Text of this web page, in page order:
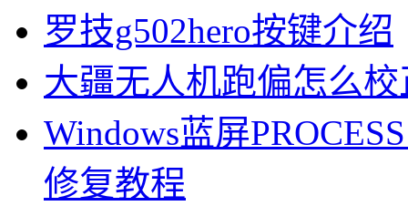
罗技g502hero按键介绍
大疆无人机跑偏怎么校
Windows蓝屏
修复教程